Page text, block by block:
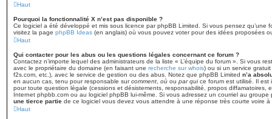
Haut
Pourquoi la fonctionnalité X n’est pas disponible ?
Ce logiciel a été développé et mis sous licence par phpBB Limited. Si vous pensez qu’une
visitez la page phpBB Ideas (en anglais) où vous pouvez voter pour des idées proposées
Haut
Qui contacter pour les abus ou les questions légales concernant ce forum ?
Contactez n’importe lequel des administrateurs de la liste « L’équipe du forum ». Si vous
avec le propriétaire du domaine (en faisant une recherche sur whois) ou si un service
f2s.com, etc.), avec le service de gestion ou des abus. Notez que phpBB Limited n’a
en aucun cas, tenu pour responsable surcomment où ou par quice forum est utilisé. Il est
pour toute question légale (cessions et désistements, responsabilité, propos diffamatoires,
Internet phpbb.com ou au logiciel phpBB lui-même. Si vous adressez un courriel au
une tierce partie de ce logiciel vous devez vous attendre à une réponse très courte voire
Haut